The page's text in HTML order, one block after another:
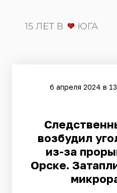
6 апреля 2024 в
возбудил
из-за
Орске.